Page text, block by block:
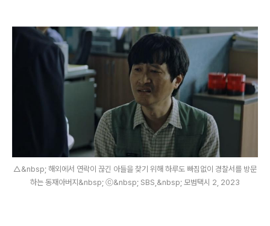
△&nbsp; 해외에서 연락이 끊긴 아들을 찾기 위해 하루도 빠짐없이 경찰서를 방문
하는 동재아버지&nbsp; ⓒ&nbsp; SBS,&nbsp; 모범택시 2, 2023